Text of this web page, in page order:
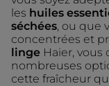
les huiles
séchées , ou que
concentrées et
linge Haier, vous
nombreuses
cette fraîcheur